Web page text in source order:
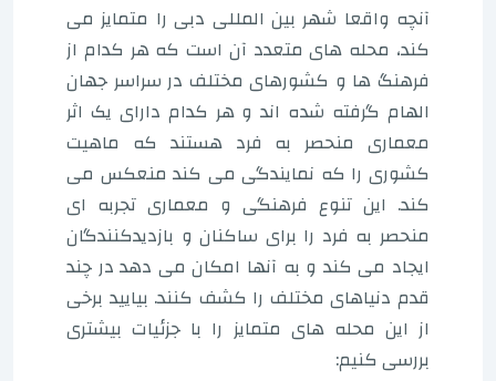
آنچه واقعا شهر بین المللی دبی را متمایز می
کند، محله های متعدد آن است که هر کدام از
فرهنگ ها و کشورهای مختلف در سراسر جهان
الهام گرفته شده اند و هر کدام دارای یک اثر
معماری منحصر به فرد هستند که ماهیت
کشوری را که نمایندگی می کند منعکس می
کند. این تنوع فرهنگی و معماری تجربه ای
منحصر به فرد را برای ساکنان و بازدیدکنندگان
ایجاد می کند و به آنها امکان می دهد در چند
قدم دنیاهای مختلف را کشف کنند. بیایید برخی
از این محله های متمایز را با جزئیات بیشتری
بررسی کنیم: